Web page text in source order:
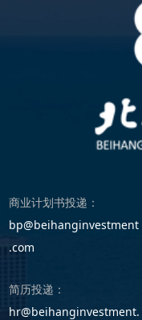
商业计划书投递：
bp@beihanginvestment
.com
简历投递：
hr@beihanginvestment.